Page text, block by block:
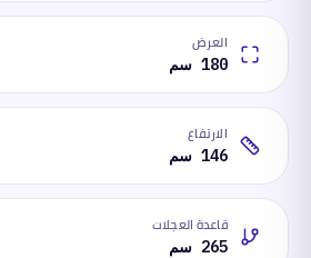
العرض
180 سم
الارتفاع
146 سم
قاعدة العجلات
265 سم